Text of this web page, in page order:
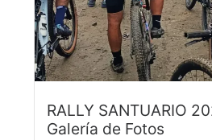
RALLY SANTUARIO
Galería de Fotos